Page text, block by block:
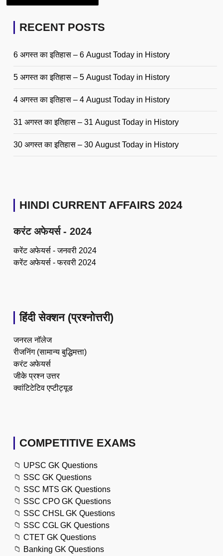
RECENT POSTS
6 अगस्त का इतिहास – 6 August Today in History
5 अगस्त का इतिहास – 5 August Today in History
4 अगस्त का इतिहास – 4 August Today in History
31 अगस्त का इतिहास – 31 August Today in History
30 अगस्त का इतिहास – 30 August Today in History
HINDI CURRENT AFFAIRS 2024
करंट अफेयर्स - 2024
करेंट अफेयर्स - जनवरी 2024
करेंट अफेयर्स - फरवरी 2024
हिंदी सेक्शन (प्रश्नोत्तरी)
जनरल नॉलेज
रीजनिंग (सामान्य बुद्धिमत्ता)
करंट अफेयर्स
जीके प्रश्न उत्तर
क्वांटिटेटिव एप्टीट्यूड
COMPETITIVE EXAMS
📁 UPSC GK Questions
📁 SSC GK Questions
📁 SSC MTS GK Questions
📁 SSC CPO GK Questions
📁 SSC CHSL GK Questions
📁 SSC CGL GK Questions
📁 CTET GK Questions
📁 Banking GK Questions